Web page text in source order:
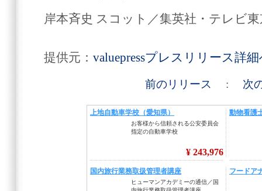
岸本斉史 スコット／集英社・テレビ
提供元： valuepressプレスリリース詳
前のリリース : 次